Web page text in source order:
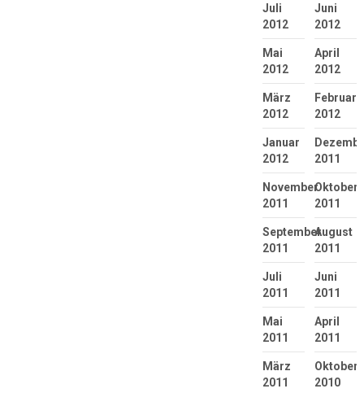
Juli
2012
Juni
2012
Mai
2012
April
2012
März
2012
Februar
2012
Januar
2012
2011
November
2011
Oktober
2011
September
2011
August
2011
Juli
2011
Juni
2011
Mai
2011
April
2011
März
2011
Oktober
2010